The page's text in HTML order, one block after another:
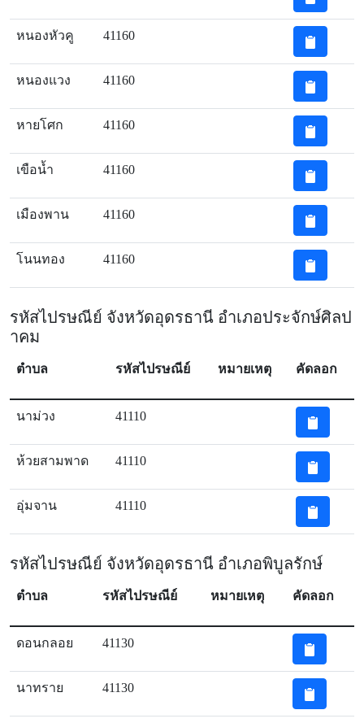
หนองหัวคู 41160
หนองแวง 41160
หายโศก 41160
เขือน้ำ 41160
เมืองพาน 41160
โนนทอง 41160
รหัสไปรษณีย์ จังหวัดอุดรธานี อำเภอประจักษ์ศิลป
าคม
ตำบล รหัสไปรษณีย์ หมายเหตุ คัดลอก
นาม่วง 41110
ห้วยสามพาด 41110
อุ่มจาน 41110
รหัสไปรษณีย์ จังหวัดอุดรธานี อำเภอพิบูลรักษ์
ตำบล รหัสไปรษณีย์ หมายเหตุ คัดลอก
ดอนกลอย 41130
นาทราย 41130